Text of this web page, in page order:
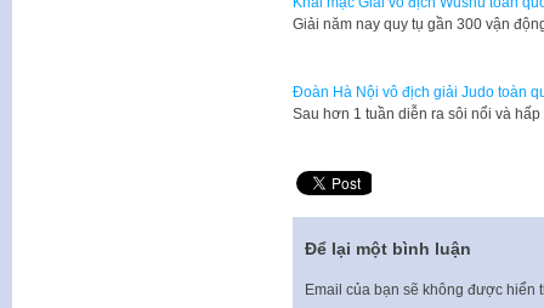
Giải năm nay quy tụ gần 300 vận
Đoàn Hà Nội vô địch giải Judo toàn
Sau hơn 1 tuần diễn ra sôi nổi và
Để lại một bình luận
Email của bạn sẽ không được hiển